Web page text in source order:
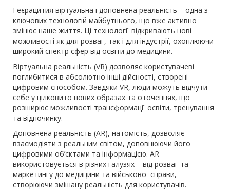
Геєрацития віртуальна і доповнена реальність – одна з
ключових технологій майбутнього, що вже активно
змінює наше життя. Ці технології відкривають нові
можливості як для розваг, так і для індустрії, охоплюючи
широкий спектр сфер від освіти до медицини.
Віртуальна реальність (VR) дозволяє користувачеві
поглибитися в абсолютно інші дійсності, створені
цифровим способом. Завдяки VR, люди можуть відчути
себе у цілковито нових образах та оточеннях, що
розширює можливості трансформації освіти, тренування
та відпочинку.
Доповнена реальність (AR), натомість, дозволяє
взаємодіяти з реальним світом, доповнюючи його
цифровими об’єктами та інформацією. AR
використовується в різних галузях – від розваг та
маркетингу до медицини та військової справи,
створюючи змішану реальність для користувачів.